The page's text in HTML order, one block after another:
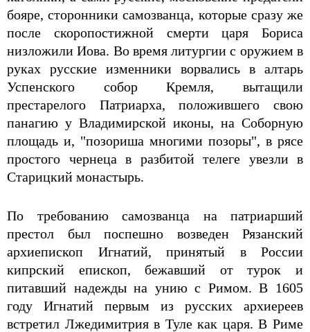
бояре, сторонники самозванца, которые сразу же
после скоропостижной смерти царя Бориса
низложили Иова. Во время литургии с оружием в
руках русские изменники ворвались в алтарь
Успенского собор Кремля, вытащили
престарелого Патриарха, положившего свою
панагию у Владимирской иконы, на Соборную
площадь и, "позориша многими позоры", в рясе
простого чернеца в разбитой телеге увезли в
Старицкий монастырь.
По требованию самозванца на патриарший
престол был поспешно возведен Рязанский
архиепископ Игнатий, принятый в России
кипрский епископ, бежавший от турок и
питавший надежды на унию с Римом. В 1605
году Игнатий первым из русских архиереев
встретил Лжедимитрия в Туле как царя. В Риме